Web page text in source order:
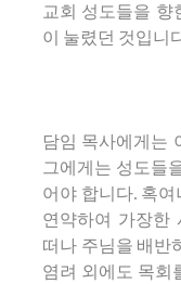
교회 성도들을 향
이 눌렸던 것입니
담임 목사에게는
그에게는 성도들
어야 합니다. 혹여
연약하여 가장한
떠나 주님을 배반
염려 외에도 목회